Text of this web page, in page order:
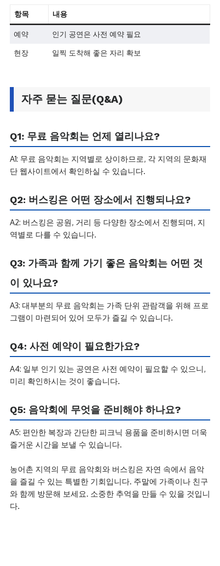
항목 내용
예약 인기 공연은 사전 예약 필요
현장 일찍 도착해 좋은 자리 확보
자주 묻는 질문(Q&A)
Q1: 무료 음악회는 언제 열리나요?
A1: 무료 음악회는 지역별로 상이하므로, 각 지역의 문화재
단 웹사이트에서 확인하실 수 있습니다.
Q2: 버스킹은 어떤 장소에서 진행되나요?
A2: 버스킹은 공원, 거리 등 다양한 장소에서 진행되며, 지
역별로 다를 수 있습니다.
Q3: 가족과 함께 가기 좋은 음악회는 어떤 것
이 있나요?
A3: 대부분의 무료 음악회는 가족 단위 관람객을 위해 프로
그램이 마련되어 있어 모두가 즐길 수 있습니다.
Q4: 사전 예약이 필요한가요?
A4: 일부 인기 있는 공연은 사전 예약이 필요할 수 있으니,
미리 확인하시는 것이 좋습니다.
Q5: 음악회에 무엇을 준비해야 하나요?
A5: 편안한 복장과 간단한 피크닉 용품을 준비하시면 더욱
즐거운 시간을 보낼 수 있습니다.
농어촌 지역의 무료 음악회와 버스킹은 자연 속에서 음악
을 즐길 수 있는 특별한 기회입니다. 주말에 가족이나 친구
와 함께 방문해 보세요. 소중한 추억을 만들 수 있을 것입니
다.